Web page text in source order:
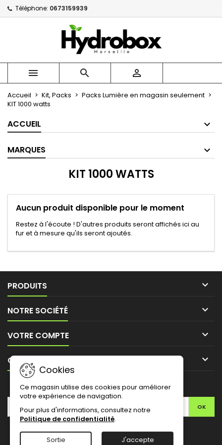
Téléphone: 0673159939
  
Accueil Kit, Packs
Packs Lumière en magasin seulement
KIT 1000 watts
ACCUEIL
MARQUES
KIT 1000 WATTS
Aucun produit disponible pour le moment
Restez à l'écoute ! D'autres produits seront affichés ici au
fur et à mesure qu'ils seront ajoutés.
PRODUITS 
NOTRE SOCIÉTÉ 
VOTRE COMPTE 
CONTACT 
Mes listes ×
Créer une nouvelle liste
((modalTitle)) ×
((confirmMessage))
((cancelText)) ((modalDeleteText))
Créer une liste d'envies ×
Nom de la liste d'envies
Annuler Créer une liste d'envies
Connexion ×
Vous devez être connecté pour ajouter des produits
à votre liste d'envies.
Annuler Connexion
Cookies
Ce magasin utilise des cookies pour améliorer
votre expérience de navigation.
Pour plus d'informations, consultez notre
Politique de confidentialité.
Sortie J'accepte
LETTRE D'INFORMATIONS
FacebookTwitterYouTubePinterestInstagram